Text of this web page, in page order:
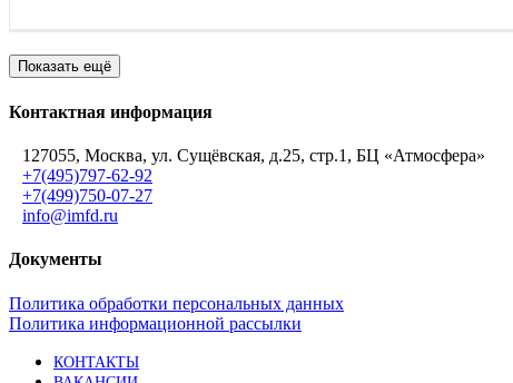
Показать ещё
Контактная информация
127055, Москва, ул. Сущёвская, д.25, стр.1, БЦ «Атмосфера»
+7(495)797-62-92
+7(499)750-07-27
info@imfd.ru
Документы
Политика обработки персональных данных
Политика информационной рассылки
КОНТАКТЫ